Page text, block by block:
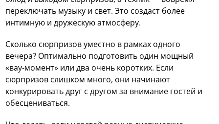
переключать музыку и свет. Это создаст более
интимную и дружескую атмосферу.
Сколько сюрпризов уместно в рамках одного
вечера? Оптимально подготовить один мощный
«вау-момент» или два очень коротких. Если
сюрпризов слишком много, они начинают
конкурировать друг с другом за внимание гостей и
обесцениваться.